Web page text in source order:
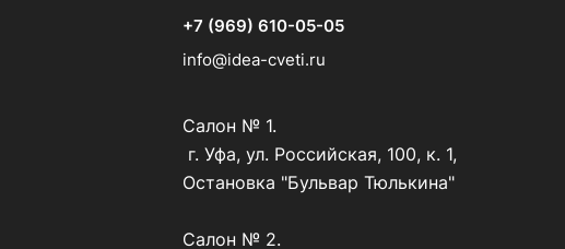
+7 (969) 610-05-05
info@idea-cveti.ru
Салон № 1.
г. Уфа, ул. Российская, 100, к. 1,
Остановка "Бульвар Тюлькина"
Салон № 2.